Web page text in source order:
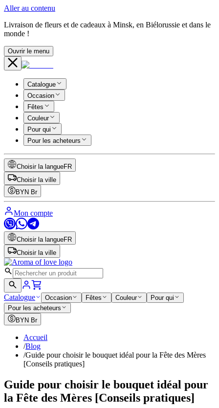
Aller au contenu
Livraison de fleurs et de cadeaux à Minsk, en Biélorussie et dans le
monde !
Ouvrir le menu
Catalogue
Occasion
Fêtes
Couleur
Pour qui
Pour les acheteurs
Choisir la langueFR
Choisir la ville
BYN Br
Mon compte
Choisir la langueFR
Choisir la ville
Catalogue Occasion Fêtes Couleur
Pour qui
Pour les acheteurs
BYN Br
Accueil
/Blog
/Guide pour choisir le bouquet idéal pour la Fête des Mères
[Conseils pratiques]
Guide pour choisir le bouquet idéal pour
la Fête des Mères [Conseils pratiques]